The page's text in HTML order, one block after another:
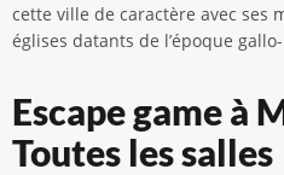
cette ville de caractère avec ses
églises datants de l’époque
Escape game à
Toutes les salles